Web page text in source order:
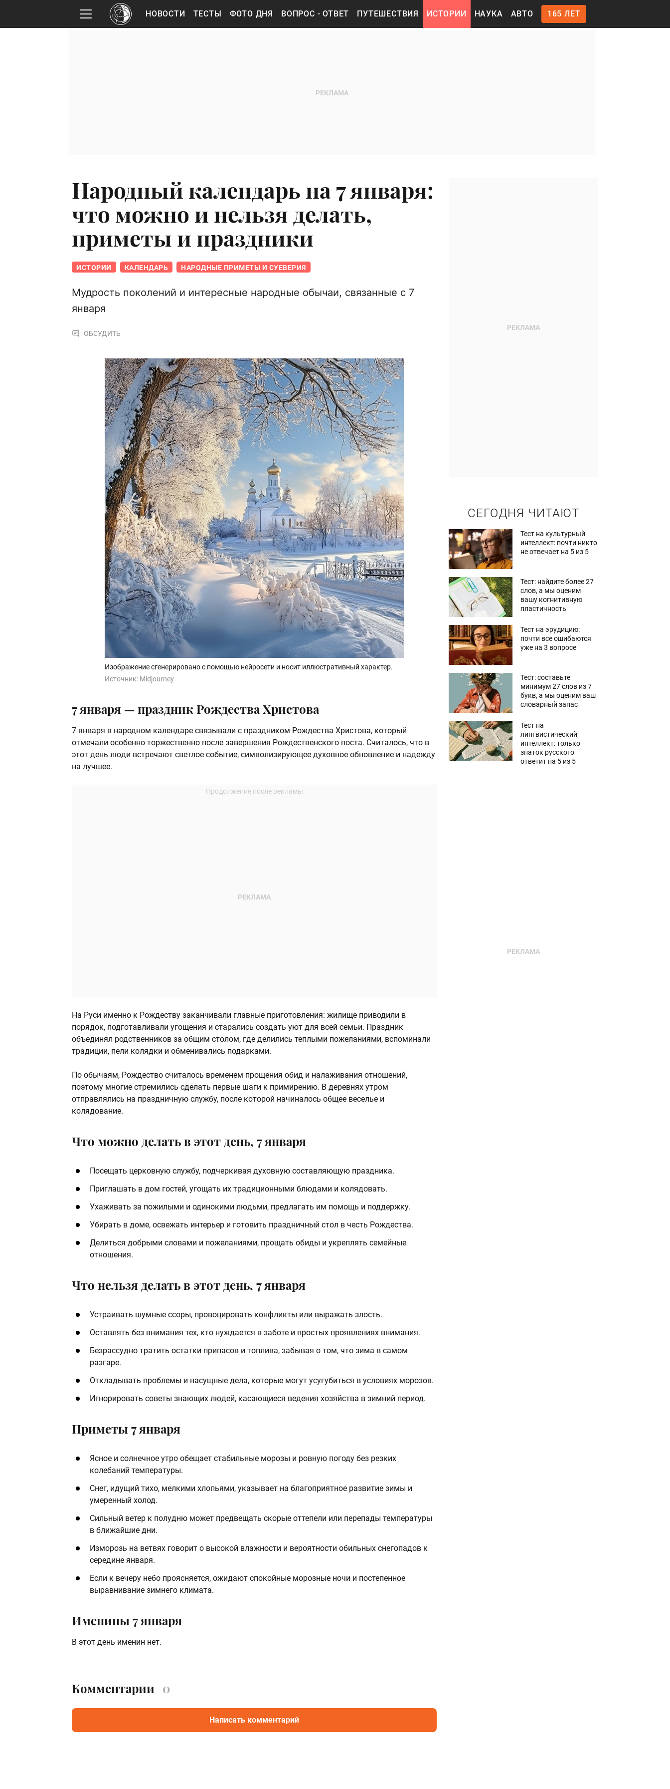
НОВОСТИ ТЕСТЫ ФОТО ДНЯ ВОПРОС - ОТВЕТ ПУТЕШЕСТВИЯ ИСТОРИИ НАУКА АВТО 165 ЛЕТ
Народный календарь на 7 января:
что можно и нельзя делать,
приметы и праздники
ИСТОРИИ КАЛЕНДАРЬ НАРОДНЫЕ ПРИМЕТЫ И СУЕВЕРИЯ
Мудрость поколений и интересные народные обычаи, связанные с 7
января
ОБСУДИТЬ
Изображение сгенерировано с помощью нейросети и носит иллюстративный характер.
Источник: Midjourney
7 января — праздник Рождества Христова
7 января в народном календаре связывали с праздником Рождества Христова, который
отмечали особенно торжественно после завершения Рождественского поста. Считалось, что в
этот день люди встречают светлое событие, символизирующее духовное обновление и надежду
на лучшее.
На Руси именно к Рождеству заканчивали главные приготовления: жилище приводили в
порядок, подготавливали угощения и старались создать уют для всей семьи. Праздник
объединял родственников за общим столом, где делились теплыми пожеланиями, вспоминали
традиции, пели колядки и обменивались подарками.
По обычаям, Рождество считалось временем прощения обид и налаживания отношений,
поэтому многие стремились сделать первые шаги к примирению. В деревнях утром
отправлялись на праздничную службу, после которой начиналось общее веселье и
колядование.
Что можно делать в этот день, 7 января
Посещать церковную службу, подчеркивая духовную составляющую праздника.
Приглашать в дом гостей, угощать их традиционными блюдами и колядовать.
Ухаживать за пожилыми и одинокими людьми, предлагать им помощь и поддержку.
Убирать в доме, освежать интерьер и готовить праздничный стол в честь Рождества.
Делиться добрыми словами и пожеланиями, прощать обиды и укреплять семейные
отношения.
Что нельзя делать в этот день, 7 января
Устраивать шумные ссоры, провоцировать конфликты или выражать злость.
Оставлять без внимания тех, кто нуждается в заботе и простых проявлениях внимания.
Безрассудно тратить остатки припасов и топлива, забывая о том, что зима в самом
разгаре.
Откладывать проблемы и насущные дела, которые могут усугубиться в условиях морозов.
Игнорировать советы знающих людей, касающиеся ведения хозяйства в зимний период.
Приметы 7 января
Ясное и солнечное утро обещает стабильные морозы и ровную погоду без резких
колебаний температуры.
Снег, идущий тихо, мелкими хлопьями, указывает на благоприятное развитие зимы и
умеренный холод.
Сильный ветер к полудню может предвещать скорые оттепели или перепады температуры
в ближайшие дни.
Изморозь на ветвях говорит о высокой влажности и вероятности обильных снегопадов к
середине января.
Если к вечеру небо проясняется, ожидают спокойные морозные ночи и постепенное
выравнивание зимнего климата.
Именины 7 января
В этот день именин нет.
СЕГОДНЯ ЧИТАЮТ
Тест на культурный
интеллект: почти никто
не отвечает на 5 из 5
Тест: найдите более 27
слов, а мы оценим
вашу когнитивную
пластичность
Тест на эрудицию:
почти все ошибаются
уже на 3 вопросе
Тест: составьте
минимум 27 слов из 7
букв, а мы оценим ваш
словарный запас
Тест на
лингвистический
интеллект: только
знаток русского
ответит на 5 из 5
Комментарии 0
Написать комментарий